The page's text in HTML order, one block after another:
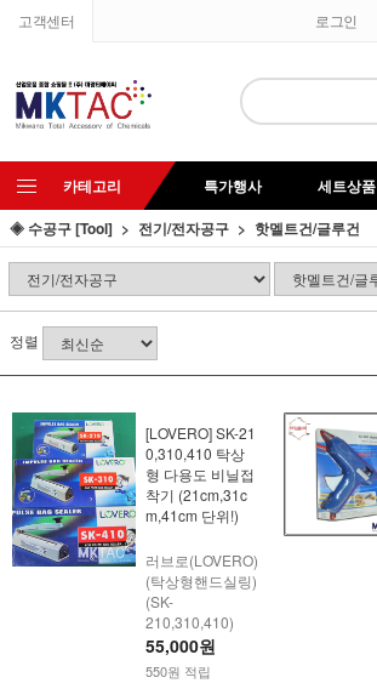
고객센터 로그인
카테고리 특가행사 세트상품
◈ 수공구 [Tool]
전기/전자공구 핫멜트건/글루건
정렬
[LOVERO] SK-21
0,310,410 탁상
형 다용도 비닐접
착기 (21cm,31c
m,41cm 단위!)
러브로(LOVERO)
(탁상형핸드실링)
(SK-
210,310,410)
55,000원
550원 적립